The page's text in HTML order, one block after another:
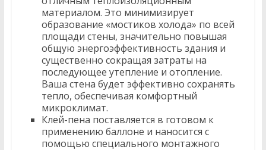
материалом. Это минимизирует
образование «мостиков холода» по всей
площади стены, значительно повышая
общую энергоэффективность здания и
существенно сокращая затраты на
последующее утепление и отопление.
Ваша стена будет эффективно сохранять
тепло, обеспечивая комфортный
микроклимат.
Клей-пена поставляется в готовом к
применению баллоне и наносится с
помощью специального монтажного